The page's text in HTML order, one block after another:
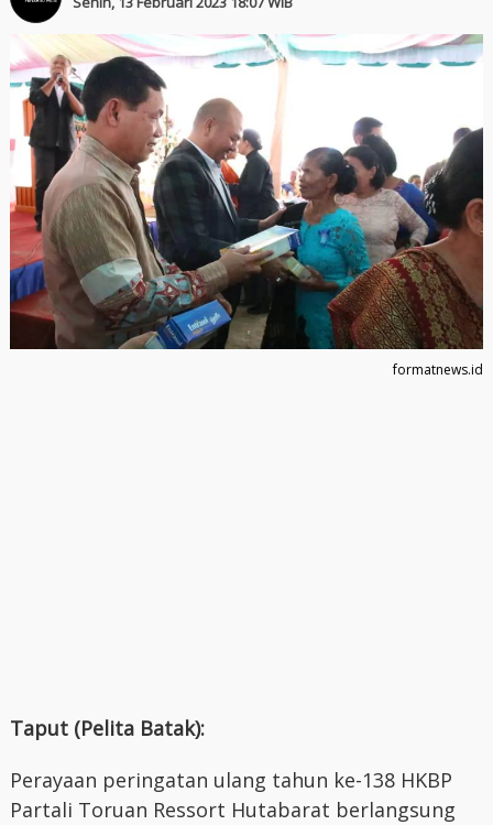
formatnews.id
Taput (Pelita Batak):
Perayaan peringatan ulang tahun ke-138 HKBP
Partali Toruan Ressort Hutabarat berlangsung